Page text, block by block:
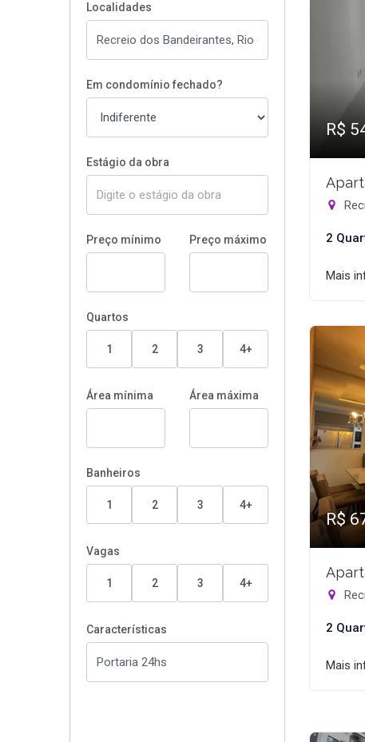
Localidades
Em condomínio fechado?
Estágio da obra
Preço mínimo Preço máximo
Quartos
1 2 3 4+
Área mínima Área máxima
Banheiros
1 2 3 4+
Vagas
1 2 3 4+
Características
R$
2
Mais
R$
2
Mais